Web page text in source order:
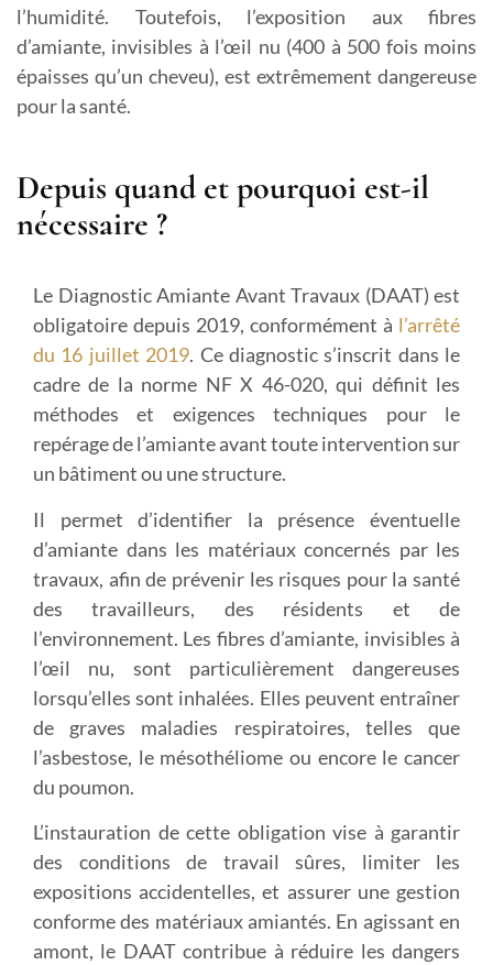
l’humidité. Toutefois, l’exposition aux fibres
d’amiante, invisibles à l’œil nu (400 à 500 fois moins
épaisses qu’un cheveu), est extrêmement dangereuse
pour la santé.
Depuis quand et pourquoi est-il
nécessaire ?
Le Diagnostic Amiante Avant Travaux (DAAT) est
obligatoire depuis 2019, conformément à l’arrêté
du 16 juillet 2019. Ce diagnostic s’inscrit dans le
cadre de la norme NF X 46-020, qui définit les
méthodes et exigences techniques pour le
repérage de l’amiante avant toute intervention sur
un bâtiment ou une structure.
Il permet d’identifier la présence éventuelle
d’amiante dans les matériaux concernés par les
travaux, afin de prévenir les risques pour la santé
des travailleurs, des résidents et de
l’environnement. Les fibres d’amiante, invisibles à
l’œil nu, sont particulièrement dangereuses
lorsqu’elles sont inhalées. Elles peuvent entraîner
de graves maladies respiratoires, telles que
l’asbestose, le mésothéliome ou encore le cancer
du poumon.
L’instauration de cette obligation vise à garantir
des conditions de travail sûres, limiter les
expositions accidentelles, et assurer une gestion
conforme des matériaux amiantés. En agissant en
amont, le DAAT contribue à réduire les dangers